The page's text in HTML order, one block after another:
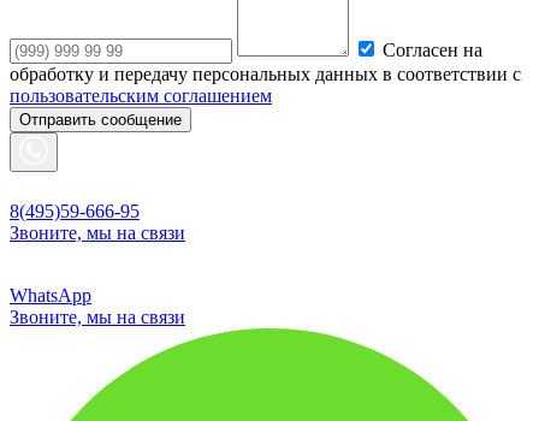
Согласен на
обработку и передачу персональных данных в соответствии с
пользовательским соглашением
Отправить сообщение
8(495)59-666-95
Звоните, мы на связи
WhatsApp
Звоните, мы на связи